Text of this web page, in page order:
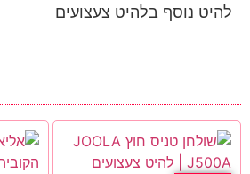
להיט נוסף בלהיט צעצועים